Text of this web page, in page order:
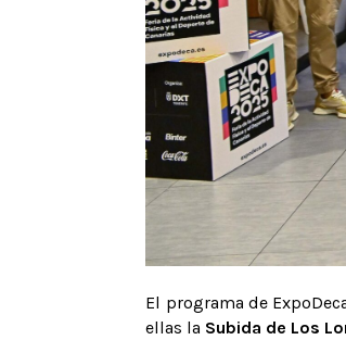
El programa de
ellas la Subida de Los